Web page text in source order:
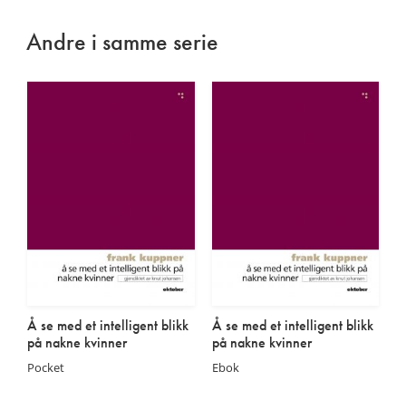
Andre i samme serie
Å se med et intelligent blikk
på nakne kvinner
Pocket
Å se med et intelligent blikk
på nakne kvinner
Ebok